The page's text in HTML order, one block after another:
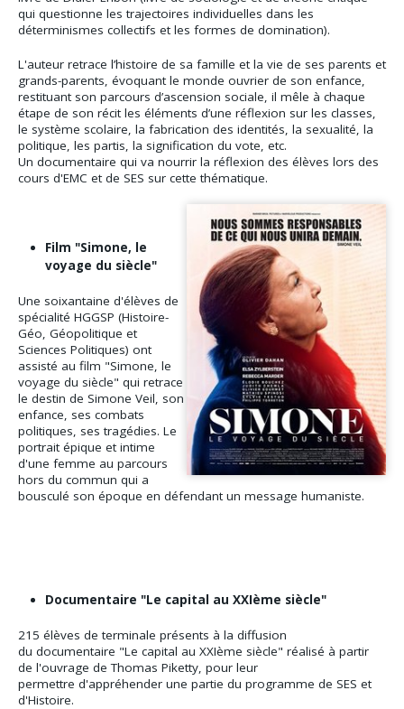
qui questionne les trajectoires individuelles dans les
déterminismes collectifs et les formes de domination).
L'auteur retrace l’histoire de sa famille et la vie de ses parents et
grands-parents, évoquant le monde ouvrier de son enfance,
restituant son parcours d’ascension sociale, il mêle à chaque
étape de son récit les éléments d’une réflexion sur les classes,
le système scolaire, la fabrication des identités, la sexualité, la
politique, les partis, la signification du vote, etc.
Un documentaire qui va nourrir la réflexion des élèves lors des
cours d'EMC et de SES sur cette thématique.
Film "Simone, le
voyage du siècle"
​Une soixantaine d'élèves de
spécialité HGGSP (Histoire-
Géo, Géopolitique et
Sciences Politiques) ont
assisté au film "Simone, le
voyage du siècle" qui retrace
le destin de Simone Veil, son
enfance, ses combats
politiques, ses tragédies. Le
portrait épique et intime
d'une femme au parcours
hors du commun qui a
bousculé son époque en défendant un message humaniste.​
Documentaire "Le capital au XXIème siècle"
215 élèves de terminale présents à la diffusion
du documentaire "Le capital au XXIème siècle" réalisé à partir
de l'ouvrage de Thomas Piketty, pour leur
permettre d'appréhender une partie du programme de SES et
d'Histoire.